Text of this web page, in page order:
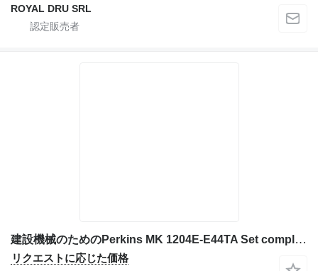
ROYAL DRU SRL
建設機械のためのPerkins MK 1204E-E44TA Set complet piston motor 修理キット
リクエストに応じた価格